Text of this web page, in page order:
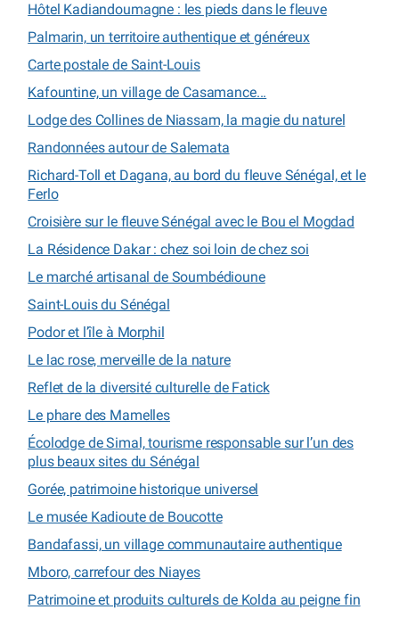
Hôtel Kadiandoumagne : les pieds dans le fleuve
Palmarin, un territoire authentique et généreux
Carte postale de Saint-Louis
Kafountine, un village de Casamance...
Lodge des Collines de Niassam, la magie du naturel
Randonnées autour de Salemata
Richard-Toll et Dagana, au bord du fleuve Sénégal, et le
Ferlo
Croisière sur le fleuve Sénégal avec le Bou el Mogdad
La Résidence Dakar : chez soi loin de chez soi
Le marché artisanal de Soumbédioune
Saint-Louis du Sénégal
Podor et l’île à Morphil
Le lac rose, merveille de la nature
Reflet de la diversité culturelle de Fatick
Le phare des Mamelles
Écolodge de Simal, tourisme responsable sur l’un des
plus beaux sites du Sénégal
Gorée, patrimoine historique universel
Le musée Kadioute de Boucotte
Bandafassi, un village communautaire authentique
Mboro, carrefour des Niayes
Patrimoine et produits culturels de Kolda au peigne fin